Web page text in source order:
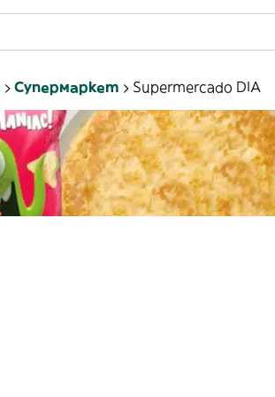
Супермаркет Supermercado DIA